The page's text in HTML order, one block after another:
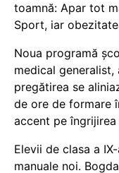
toamnă: Apar tot
Sport, iar
Noua programă
medical
pregătirea se
de ore de formare
accent pe
Elevii de clasa a
manuale noi.